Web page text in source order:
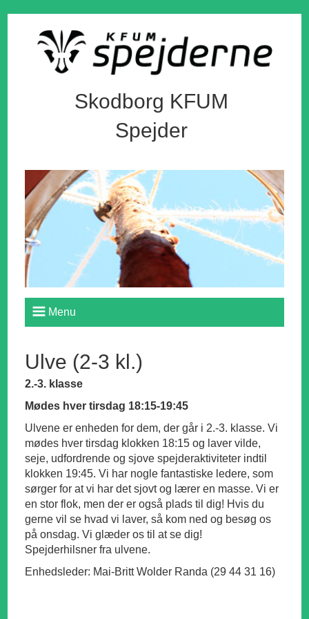
Skodborg KFUM
Spejder
Menu
Ulve (2-3 kl.)
2.-3. klasse
Mødes hver tirsdag 18:15-19:45
Ulvene er enheden for dem, der går i 2.-3. klasse. Vi
mødes hver tirsdag klokken 18:15 og laver vilde,
seje, udfordrende og sjove spejderaktiviteter indtil
klokken 19:45. Vi har nogle fantastiske ledere, som
sørger for at vi har det sjovt og lærer en masse. Vi er
en stor flok, men der er også plads til dig! Hvis du
gerne vil se hvad vi laver, så kom ned og besøg os
på onsdag. Vi glæder os til at se dig!
Spejderhilsner fra ulvene.
Enhedsleder: Mai-Britt Wolder Randa (29 44 31 16)